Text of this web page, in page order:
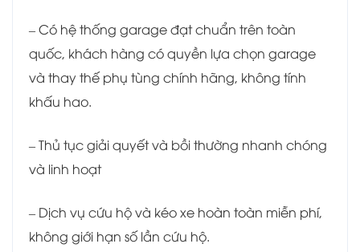
– Có hệ thống garage đạt chuẩn trên toàn
quốc, khách hàng có quyền lựa chọn garage
và thay thế phụ tùng chính hãng, không tính
khấu hao.
– Thủ tục giải quyết và bồi thường nhanh chóng
và linh hoạt
– Dịch vụ cứu hộ và kéo xe hoàn toàn miễn phí,
không giới hạn số lần cứu hộ.